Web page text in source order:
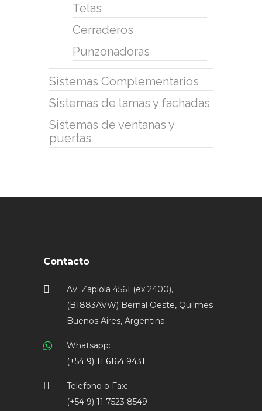
Telas
Cerraderos
Punzonadoras
Sistemas Complementarios
Sistemas de lamas y fachadas
Sistemas de ventanas y
puertas
Contacto
Av. Zapiola 4561 (ex 2400),
(B1883AVW) Bernal Oeste, Quilmes
Buenos Aires, Argentina.
Whatsapp:
(+54 9) 11 6164 9431
Telefono o Fax:
(+54 9) 11 7523 8549